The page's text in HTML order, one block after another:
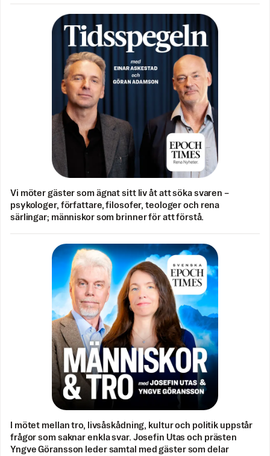
Vi möter gäster som ägnat sitt liv åt att söka svaren –
psykologer, författare, filosofer, teologer och rena
särlingar; människor som brinner för att förstå.
I mötet mellan tro, livsåskådning, kultur och politik uppstår
frågor som saknar enkla svar. Josefin Utas och prästen
Yngve Göransson leder samtal med gäster som delar